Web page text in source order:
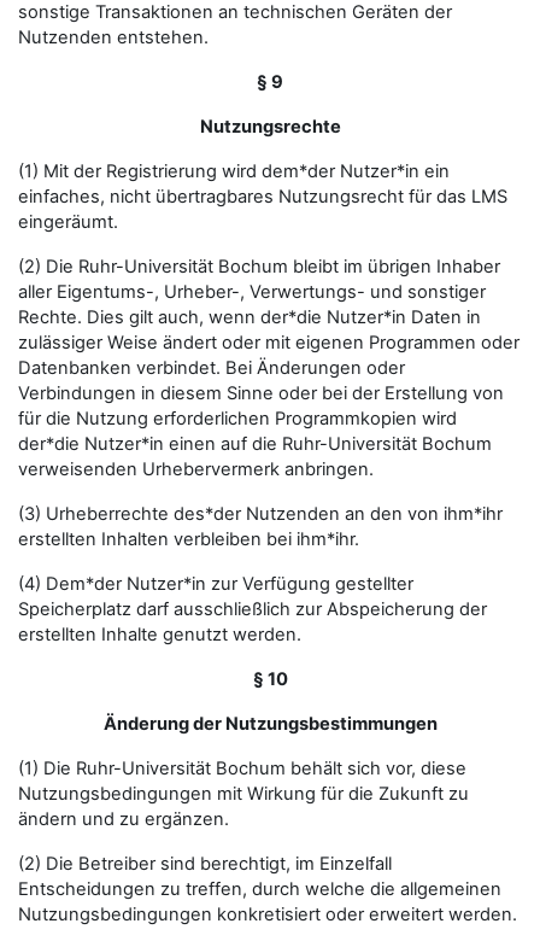
sonstige Transaktionen an technischen Geräten der
Nutzenden entstehen.
§ 9
Nutzungsrechte
(1) Mit der Registrierung wird dem*der Nutzer*in ein
einfaches, nicht übertragbares Nutzungsrecht für das LMS
eingeräumt.
(2) Die Ruhr-Universität Bochum bleibt im übrigen Inhaber
aller Eigentums-, Urheber-, Verwertungs- und sonstiger
Rechte. Dies gilt auch, wenn der*die Nutzer*in Daten in
zulässiger Weise ändert oder mit eigenen Programmen oder
Datenbanken verbindet. Bei Änderungen oder
Verbindungen in diesem Sinne oder bei der Erstellung von
für die Nutzung erforderlichen Programmkopien wird
der*die Nutzer*in einen auf die Ruhr-Universität Bochum
verweisenden Urhebervermerk anbringen.
(3) Urheberrechte des*der Nutzenden an den von ihm*ihr
erstellten Inhalten verbleiben bei ihm*ihr.
(4) Dem*der Nutzer*in zur Verfügung gestellter
Speicherplatz darf ausschließlich zur Abspeicherung der
erstellten Inhalte genutzt werden.
§ 10
Änderung der Nutzungsbestimmungen
(1) Die Ruhr-Universität Bochum behält sich vor, diese
Nutzungsbedingungen mit Wirkung für die Zukunft zu
ändern und zu ergänzen.
(2) Die Betreiber sind berechtigt, im Einzelfall
Entscheidungen zu treffen, durch welche die allgemeinen
Nutzungsbedingungen konkretisiert oder erweitert werden.